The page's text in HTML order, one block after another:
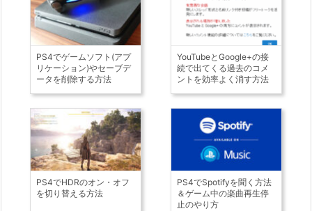
PS4でゲームソフト(アプ
リケーション)やセーブデ
ータを削除する方法
YouTubeとGoogle+の接
続で出てくる過去のコメ
ントを効率よく消す方法
PS4でHDRのオン・オフ
を切り替える方法
PS4でSpotifyを聞く方法
＆ゲーム中の楽曲再生停
止のやり方